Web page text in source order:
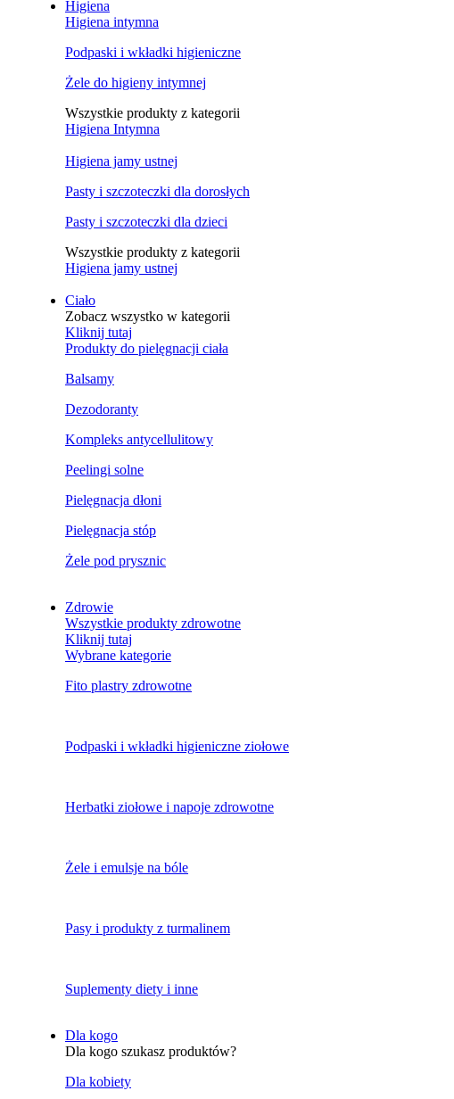
Higiena
Higiena intymna
Podpaski i wkładki higieniczne
Żele do higieny intymnej
Wszystkie produkty z kategorii
Higiena Intymna
Higiena jamy ustnej
Pasty i szczoteczki dla dorosłych
Pasty i szczoteczki dla dzieci
Wszystkie produkty z kategorii
Higiena jamy ustnej
Ciało
Zobacz wszystko w kategorii
Kliknij tutaj
Produkty do pielęgnacji ciała
Balsamy
Dezodoranty
Kompleks antycellulitowy
Peelingi solne
Pielęgnacja dłoni
Pielęgnacja stóp
Żele pod prysznic
Zdrowie
Wszystkie produkty zdrowotne
Kliknij tutaj
Wybrane kategorie
Fito plastry zdrowotne
Podpaski i wkładki higieniczne ziołowe
Herbatki ziołowe i napoje zdrowotne
Żele i emulsje na bóle
Pasy i produkty z turmalinem
Suplementy diety i inne
Dla kogo
Dla kogo szukasz produktów?
Dla kobiety